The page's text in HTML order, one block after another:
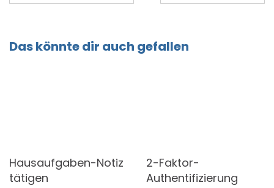
Das könnte dir auch gefallen
Hausaufgaben-Notiz
tätigen
2-Faktor-
Authentifizierung